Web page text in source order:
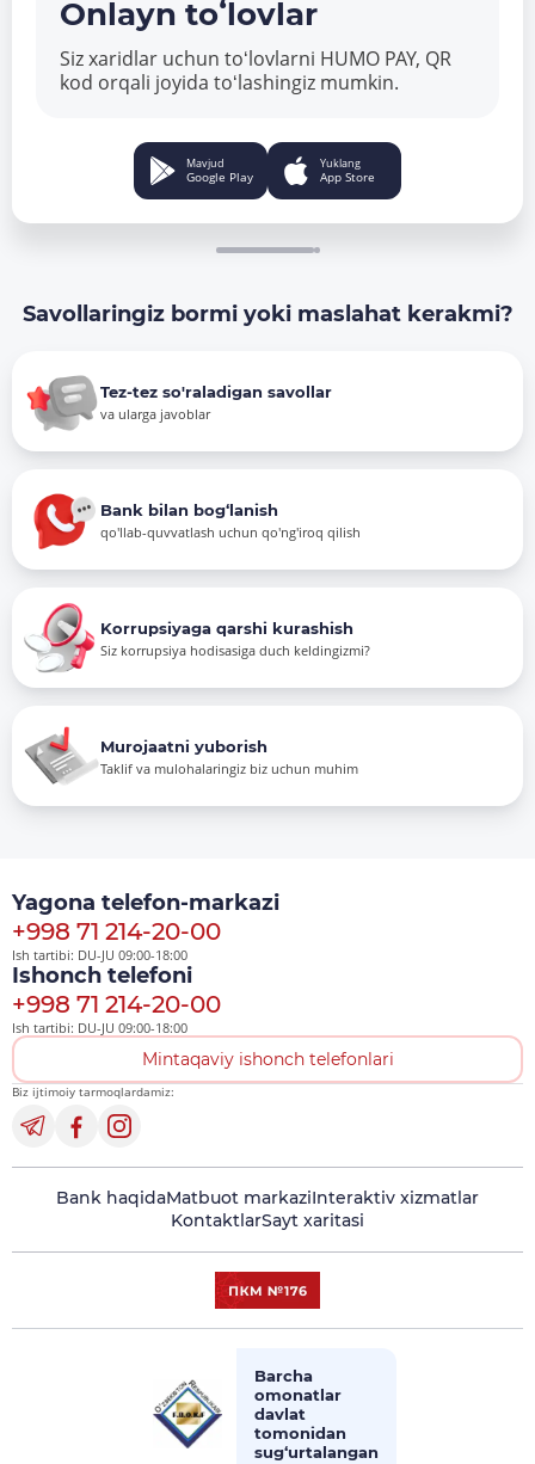
Onlayn toʻlovlar
Siz xaridlar uchun toʻlovlarni HUMO PAY, QR
kod orqali joyida toʻlashingiz mumkin.
Mavjud
Google Play
Yuklang
App Store
Savollaringiz bormi yoki maslahat kerakmi?
Tez-tez so'raladigan savollar
va ularga javoblar
Bank bilan bog‘lanish
qo'llab-quvvatlash uchun qo'ng'iroq qilish
Korrupsiyaga qarshi kurashish
Siz korrupsiya hodisasiga duch keldingizmi?
Murojaatni yuborish
Taklif va mulohalaringiz biz uchun muhim
Yagona telefon-markazi
+998 71 214-20-00
Ish tartibi: DU-JU 09:00-18:00
Ishonch telefoni
+998 71 214-20-00
Ish tartibi: DU-JU 09:00-18:00
Mintaqaviy ishonch telefonlari
Biz ijtimoiy tarmoqlardamiz:
Bank haqidaMatbuot markaziInteraktiv xizmatlar
KontaktlarSayt xaritasi
Barcha
omonatlar
davlat
tomonidan
sug‘urtalangan